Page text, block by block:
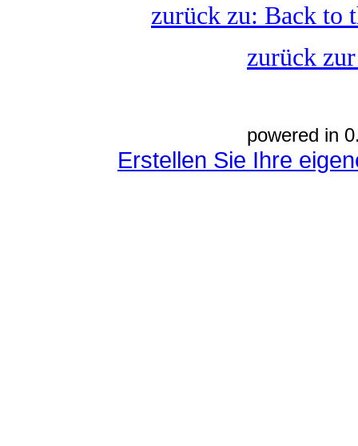
zurück zu: Back to
zurück
powered in
Erstellen Sie Ihre